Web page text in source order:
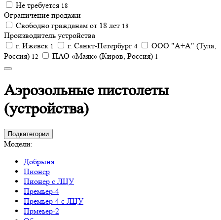
Не требуется 18
Ограничение продажи
Свободно гражданам от 18 лет 18
Производитель устройства
г. Ижевск 1 г. Санкт-Петербург 4
ООО "А+А" (Тула,
Россия) 12 ПАО «Маяк» (Киров, Россия) 1
Аэрозольные пистолеты
(устройства)
Подкатегории
Модели:
Добрыня
Пионер
Пионер с ЛЦУ
Премьер-4
Премьер-4 с ЛЦУ
Прмеьер-2